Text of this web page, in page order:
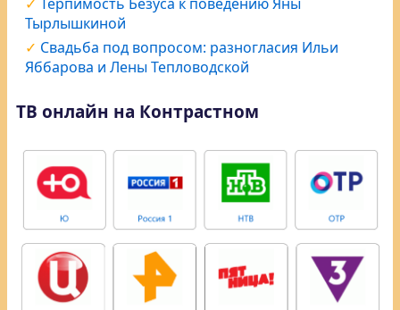
Тырлышкиной
Свадьба под вопросом: разногласия Ильи
Яббарова и Лены Тепловодской
ТВ онлайн на Контрастном